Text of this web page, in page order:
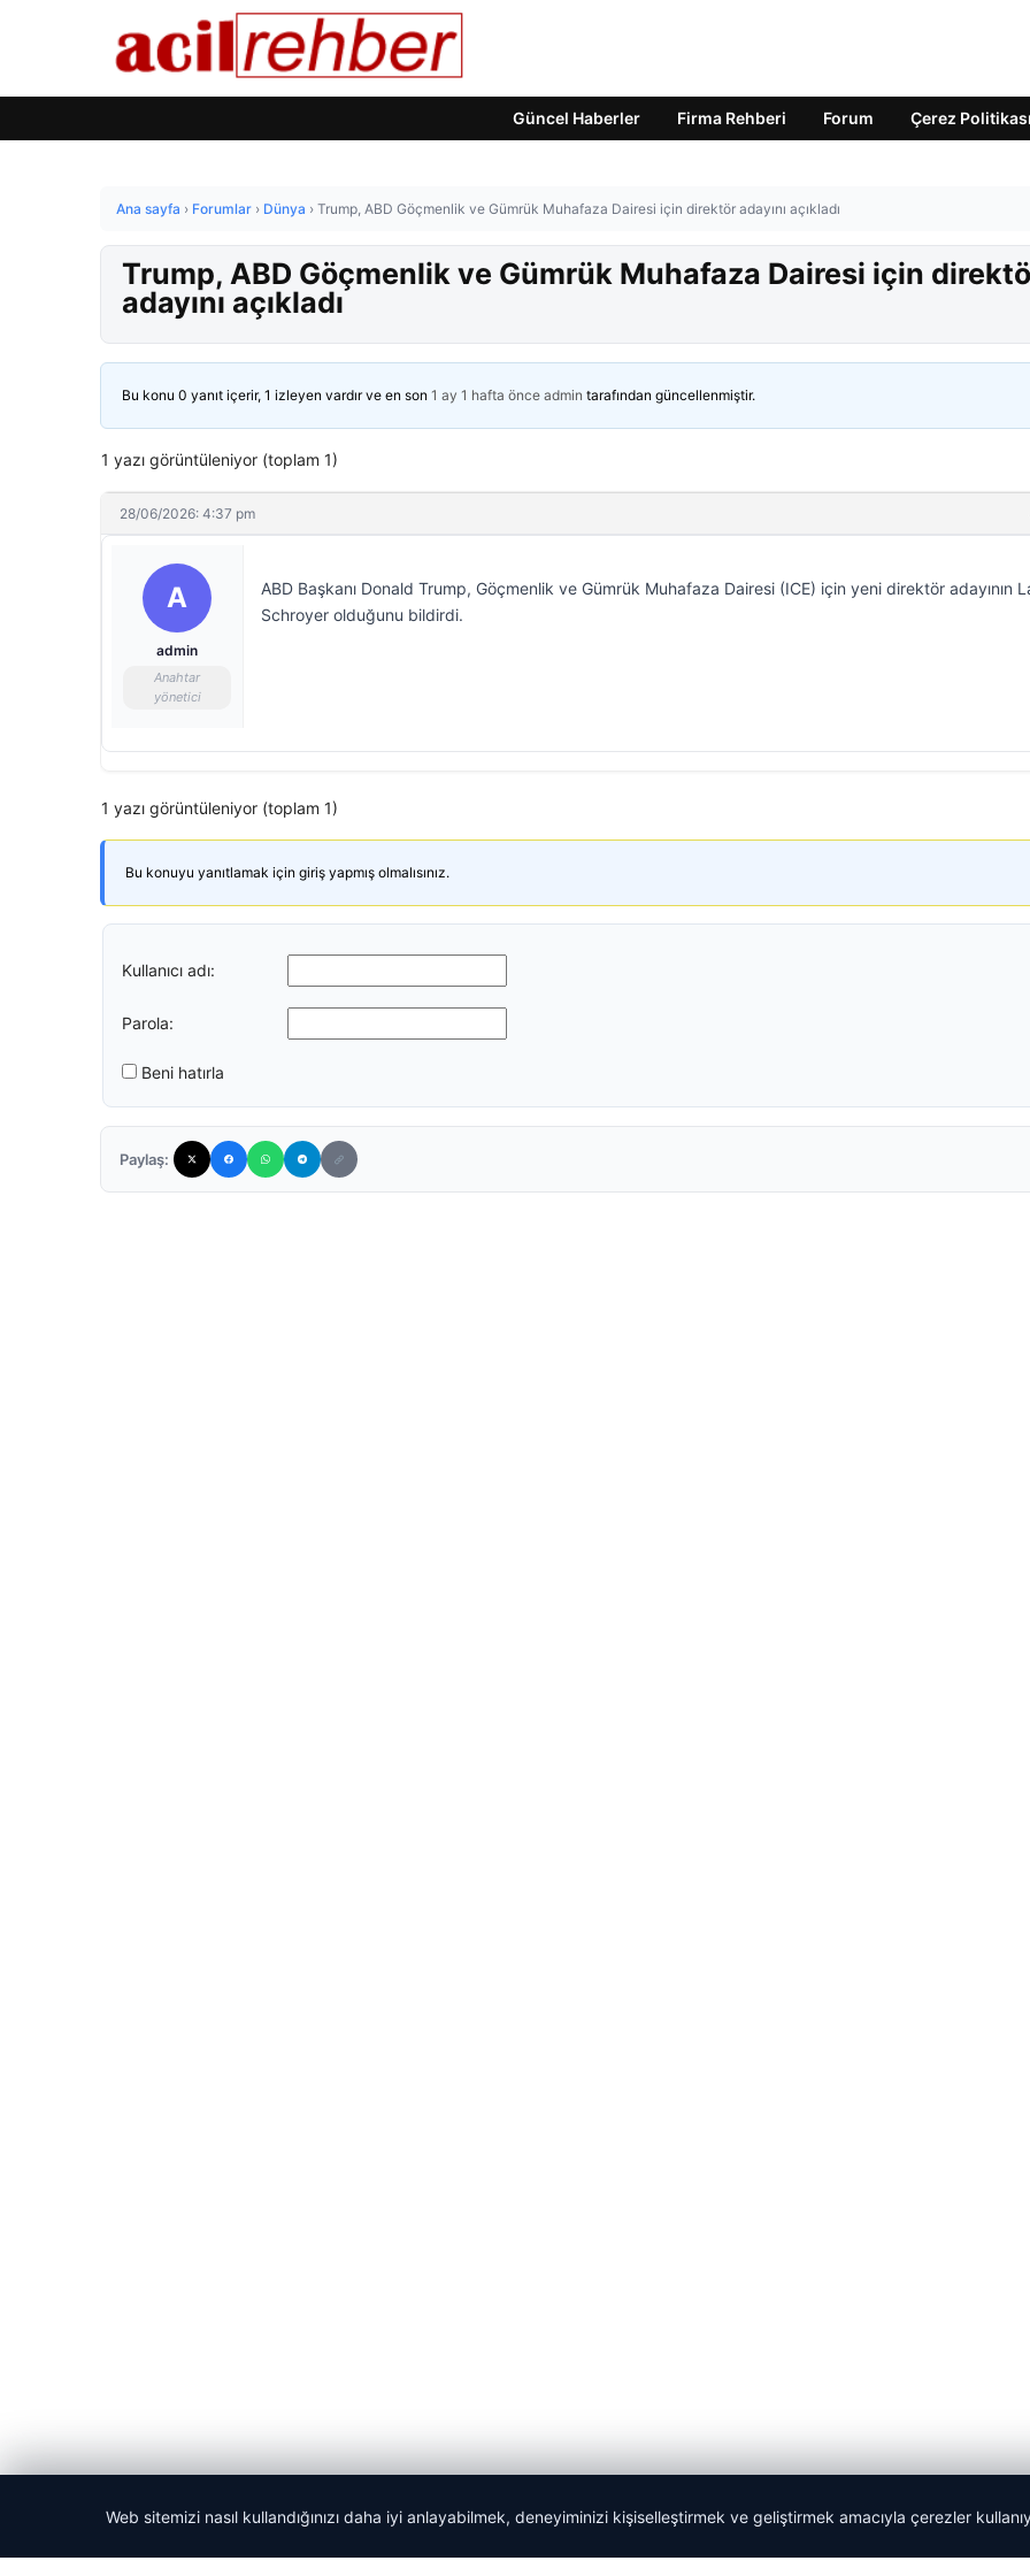
Güncel Haberler Firma Rehberi Forum Çerez Politikası
Ana sayfa › Forumlar › Dünya › Trump, ABD Göçmenlik ve Gümrük Muhafaza Dairesi için direktör adayını açıkladı
Trump, ABD Göçmenlik ve Gümrük Muhafaza Dairesi için
adayını açıkladı
Bu konu 0 yanıt içerir, 1 izleyen vardır ve en son 1 ay 1 hafta önce admin tarafından güncellenmiştir.
1 yazı görüntüleniyor (toplam 1)
28/06/2026: 4:37 pm
A
admin
Anahtar
yönetici
ABD Başkanı Donald Trump, Göçmenlik ve Gümrük Muhafaza Dairesi (ICE) için yeni direktör adayının
Schroyer olduğunu bildirdi.
1 yazı görüntüleniyor (toplam 1)
Bu konuyu yanıtlamak için giriş yapmış olmalısınız.
Kullanıcı adı:
Parola:
Beni hatırla
Paylaş:
© 2026 Acil Rehber | Gündem Haberleri
Web sitemizi nasıl kullandığınızı daha iyi anlayabilmek, deneyiminizi kişiselleştirmek ve geliştirmek amacıyla çerezler